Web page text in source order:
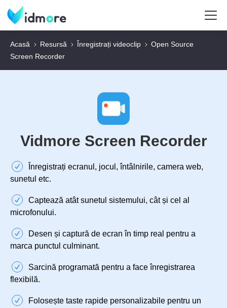
Acasă Resursă Înregistrați videoclip
Open Source
Screen Recorder
Vidmore Screen Recorder
Înregistrați ecranul, jocul, întâlnirile, camera web,
sunetul etc.
Captează atât sunetul sistemului, cât și cel al
microfonului.
Desen și captură de ecran în timp real pentru a
marca punctul culminant.
Sarcină programată pentru a face înregistrarea
flexibilă.
Folosește taste rapide personalizabile pentru un